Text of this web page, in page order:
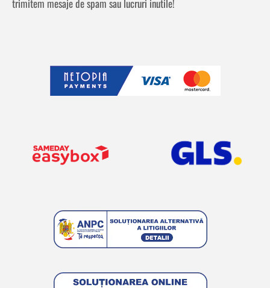
trimitem mesaje de spam sau lucruri inutile!